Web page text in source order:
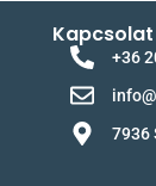
Kapcsolat
+36
7936